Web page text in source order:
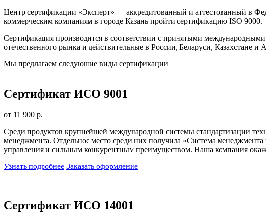
Центр сертификации «Эксперт» — аккредитованный и аттестованный в
коммерческим компаниям в городе Казань пройти сертификацию ISO 9000.
Сертификация производится в соответствии с принятыми
отечественного рынка и действительные в России, Беларуси, Казахстане и
Мы предлагаем следующие виды сертификации
Сертификат ИСО 9001
от 11 900 р.
Среди продуктов крупнейшей международной системы стандартизации
менеджмента. Отдельное место среди них получила «Система
управления и сильным конкурентным преимуществом. Наша компания
Узнать подробнее Заказать оформление
Сертификат ИСО 14001